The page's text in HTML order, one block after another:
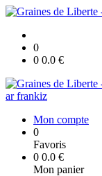
0
0 0.0 €
ar frankiz
Mon compte
0
Favoris
0 0.0 €
Mon panier